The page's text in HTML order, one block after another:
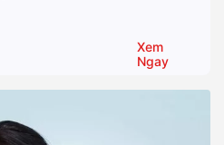
Xem
Ngay